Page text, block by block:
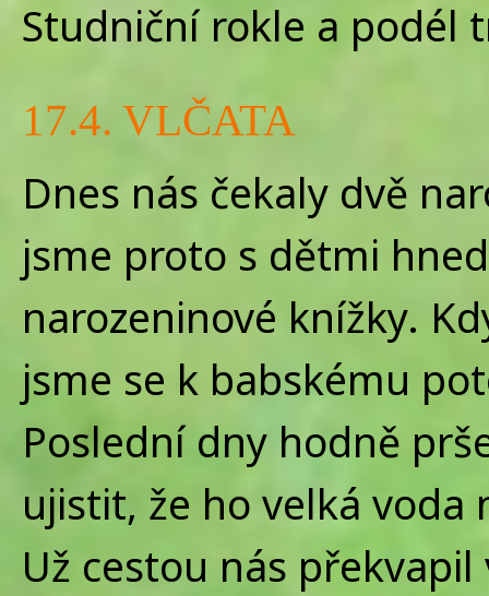
Studniční rokle a podél
17.4. VLČATA
Dnes nás čekaly dvě
jsme proto s dětmi
narozeninové knížky.
jsme se k babskému
Poslední dny hodně
ujistit, že ho velká voda
Už cestou nás